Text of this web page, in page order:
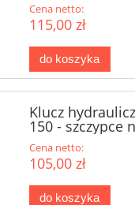
Cena netto:
115,00 zł
do koszyka
Klucz
150 - szczypce
Cena netto:
105,00 zł
do koszyka